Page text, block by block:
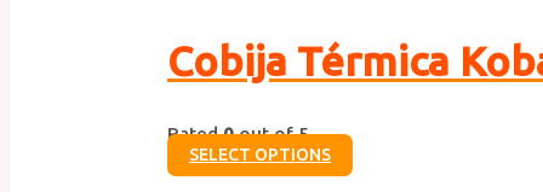
Cobija Térmica
Rated0out of 5
SELECT OPTIONS